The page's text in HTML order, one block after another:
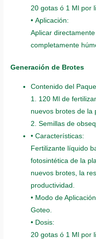
20 gotas ó 1 Ml por
• Aplicación:
Aplicar
completamente
Generación de Brotes
Contenido del
1. 120 Ml de
nuevos brotes de la
2. Semillas de
• Características:
Fertilizante líquido
fotosintética de la
nuevos brotes, la
productividad.
• Modo de
Goteo.
• Dosis:
20 gotas ó 1 Ml por